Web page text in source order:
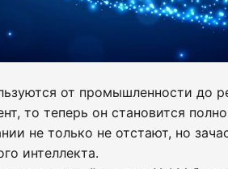
от промышленности до
то теперь он становится
не только не отстают, но
интеллекта.